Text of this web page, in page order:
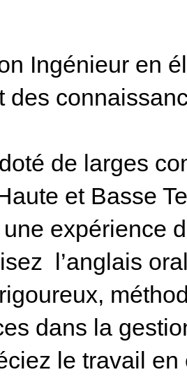
Ingénieur en
des
de larges
et Basse
expérience
l’anglais
dans la
le travail